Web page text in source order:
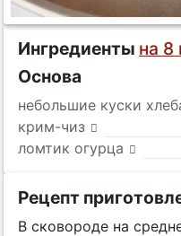
Ингредиенты на 8
Основа
небольшие куски
крим-чиз
ломтик огурца
Рецепт
В сковороде на